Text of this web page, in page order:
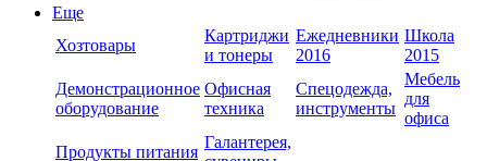
Еще
Хозтовары
Картриджи
и тонеры
Ежедневники
2016
Школа
2015
Демонстрационное
оборудование
Офисная
техника
Спецодежда,
инструменты
Мебель
для
офиса
Продукты питания
Галантерея,